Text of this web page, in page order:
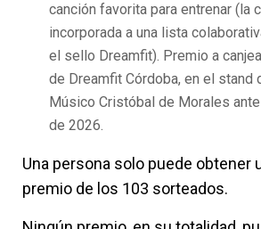
canción favorita para entrenar (la
incorporada a una lista
el sello Dreamfit). Premio a
de Dreamfit Córdoba, en el stand
Músico Cristóbal de Morales
de 2026.
Una persona solo puede obtener
premio de los 103 sorteados.